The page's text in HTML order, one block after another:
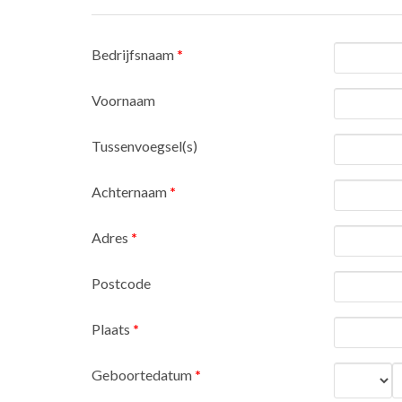
Bedrijfsnaam *
Voornaam
Tussenvoegsel(s)
Achternaam *
Adres *
Postcode
Plaats *
Geboortedatum *